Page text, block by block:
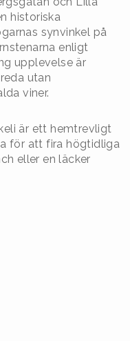
historiska
synvinkel på
enligt
upplevelse är
utan
viner.
är ett hemtrevligt
för att fira högtidliga
eller en läcker